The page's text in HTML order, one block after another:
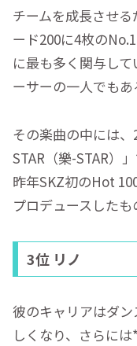
チームを成長させ
ード200に4枚の
に最も多く関与し
ーサーの一人でもあ
その楽曲の中には、
STAR（樂-STAR）
昨年SKZ初のHot
プロデュースしたも
3位 リノ
彼のキャリアはダ
しくなり、さらには*